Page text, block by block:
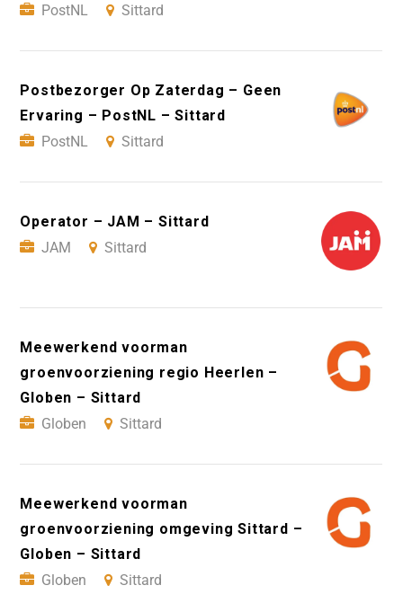
PostNL
Sittard
Postbezorger Op Zaterdag – Geen
Ervaring – PostNL – Sittard
PostNL
Sittard
Operator – JAM – Sittard
JAM
Sittard
Meewerkend voorman
groenvoorziening regio Heerlen –
Globen – Sittard
Globen
Sittard
Meewerkend voorman
groenvoorziening omgeving Sittard –
Globen – Sittard
Globen
Sittard